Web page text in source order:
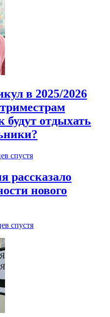
в 2025/2026
будут отдыхать
спустя
рассказало
нового
спустя